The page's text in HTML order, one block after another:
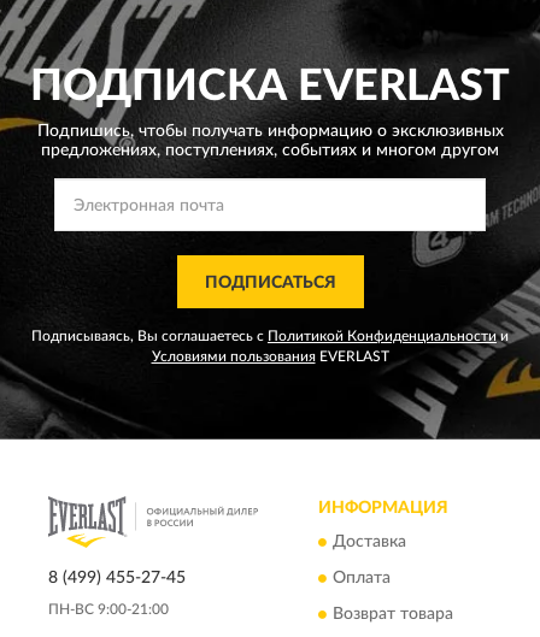
ПОДПИСКАEVERLAST
Подпишись, чтобы получать информацию о эксклюзивных
предложениях, поступлениях, событиях и многом другом
ПОДПИСАТЬСЯ
Подписываясь, Вы соглашаетесь с Политикой Конфиденциальности и
Условиями пользованияEVERLAST
8 (499) 455-27-45
ПН-ВС 9:00-21:00
ИНФОРМАЦИЯ
Доставка
Оплата
Возврат товара